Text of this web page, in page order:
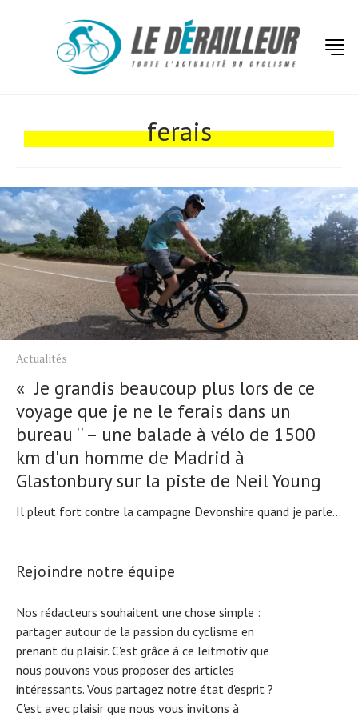
ferais
Actualités
« Je grandis beaucoup plus lors de ce
voyage que je ne le ferais dans un
bureau '' – une balade à vélo de 1500
km d'un homme de Madrid à
Glastonbury sur la piste de Neil Young
Il pleut fort contre la campagne Devonshire quand je parle...
Rejoindre notre équipe
Nos rédacteurs souhaitent une chose simple :
partager autour de la passion du cyclisme en
prenant du plaisir. C'est grâce à ce leitmotiv que
nous pouvons vous proposer des articles
intéressants. Vous partagez notre état d'esprit ?
C'est avec plaisir que nous vous invitons à
Actualités
Tests de produits
Tendances
Tous nos articles
À propos